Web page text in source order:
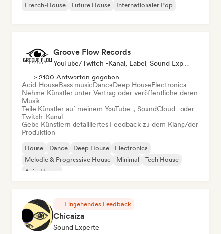
French-House
Future House Internationaler Pop
Groove Flow Records
YouTube/Twitch -Kanal, Label, Sound Experte
> 2100 Antworten gegeben
Acid-HouseBass musicDanceDeep HouseElectronica
Nehme Künstler unter Vertrag oder veröffentliche deren
Musik
Teile Künstler auf meinem YouTube-, SoundCloud- oder
Twitch-Kanal
Gebe Künstlern detailliertes Feedback zu dem Klang/der
Produktion
House Dance Deep House
Electronica
Melodic & Progressive House
Minimal
Tech House
Acid-House
Eingehendes Feedback
Chicaiza
Sound Experte